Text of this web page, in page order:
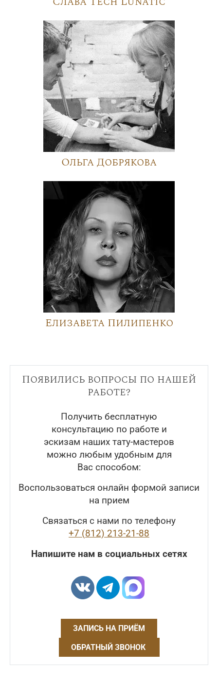
Ольга Добрякова
Елизавета Пилипенко
Появились вопросы по нашей
работе?
Получить бесплатную
консультацию по работе и
эскизам наших тату-мастеров
можно любым удобным для
Вас способом:
Воспользоваться онлайн формой записи
на прием
Связаться с нами по телефону
+7 (812) 213-21-88
Напишите нам в социальных сетях
ЗАПИСЬ НА ПРИЁМ
ОБРАТНЫЙ ЗВОНОК